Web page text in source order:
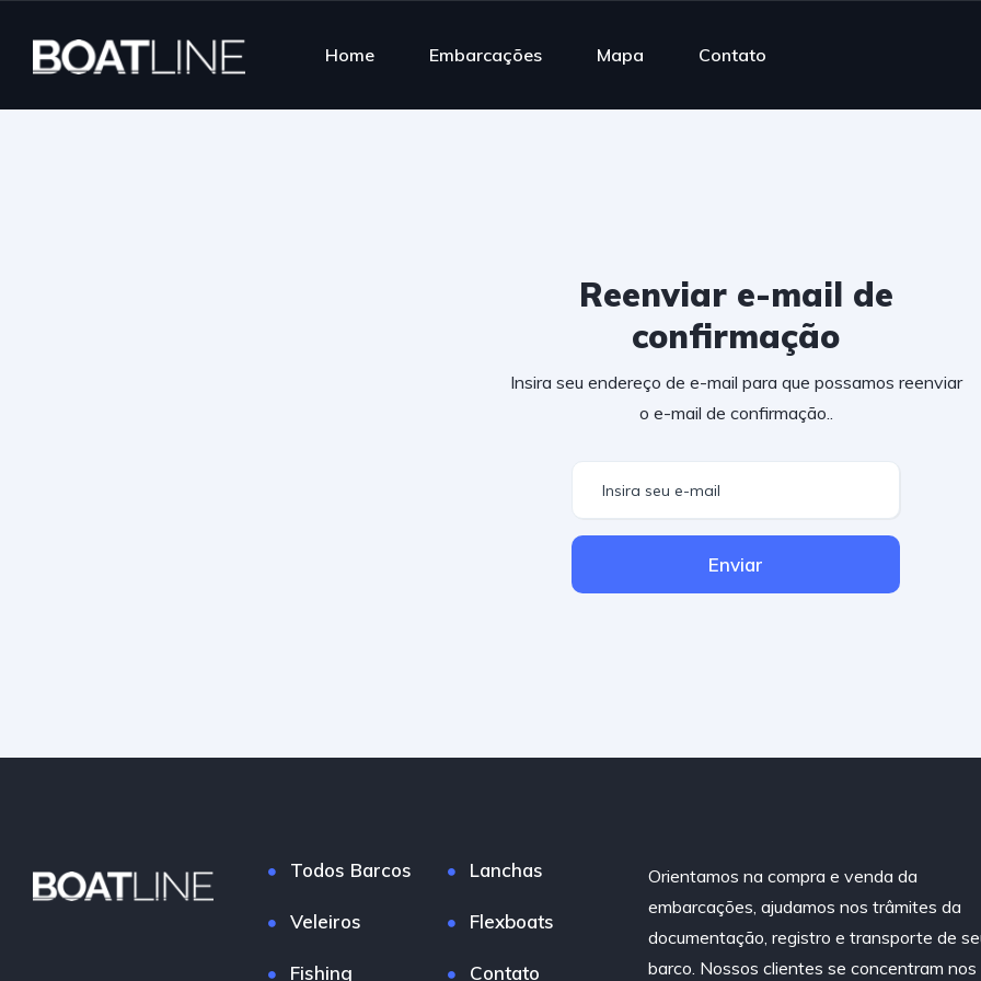
Home Embarcações Mapa Contato
Reenviar e-mail de
confirmação
Insira seu endereço de e-mail para que possamos reenviar
o e-mail de confirmação..
Enviar
Todos Barcos Lanchas
Veleiros Flexboats
Fishing Contato
Orientamos na compra e venda da
embarcações, ajudamos nos trâmites da
documentação, registro e transporte de
barco. Nossos clientes se concentram nos